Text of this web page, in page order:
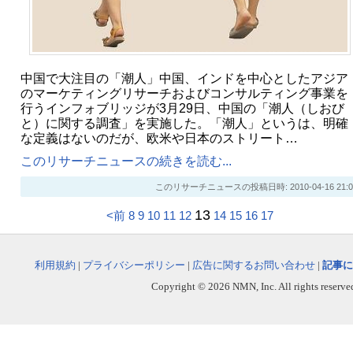
中国で大注目の「潮人」中国、インドを中心としたアジア
のマーケティングリサーチおよびコンサルティング事業を
行うインフォブリッジが3月29日、中国の「潮人（しおび
と）に関する調査」を実施した。「潮人」というは、明確
な定義はないのだが、欧米や日本のストリート…
このリサーチニュースの続きを読む...
このリサーチニュースの投稿日時: 2010-04-16
<前 8 9 10 11 12 13 14 15 16 17
利用規約 | プライバシーポリシー | 広告に関するお問い合わせ | 記事
Copyright © 2026 NMN, Inc. All rights